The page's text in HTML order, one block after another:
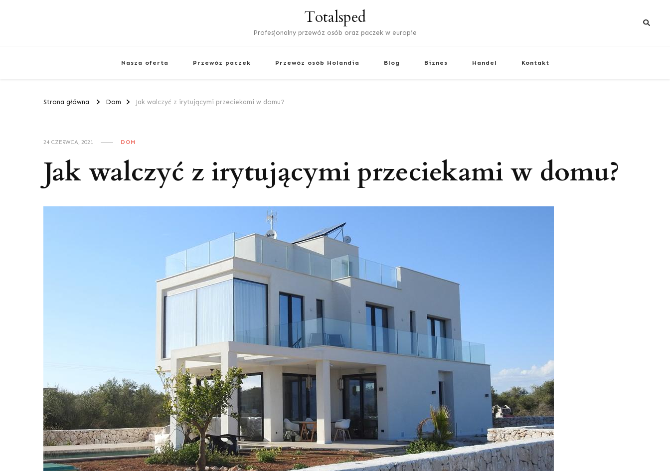
Totalsped
Profesjonalny przewóz osób oraz paczek w europie
Nasza oferta Przewóz paczek Przewóz osób Holandia Blog Biznes Handel Kontakt
Strona główna Dom Jak walczyć z irytującymi przeciekami w domu?
24 CZERWCA, 2021 DOM
Jak walczyć z irytującymi przeciekami w domu?